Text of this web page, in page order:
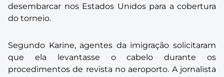
desembarcar nos Estados Unidos para a cobertura
do torneio.
Segundo Karine, agentes da imigração solicitaram
que ela levantasse o cabelo durante os
procedimentos de revista no aeroporto. A jornalista